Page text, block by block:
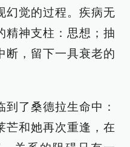
幻觉的过程。疾病无
精神支柱：思想；抽
断，留下一具衰老的
了桑德拉生命中：
芒和她再次重逢，在